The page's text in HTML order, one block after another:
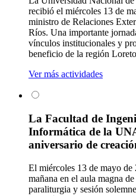
recibió el miércoles 13 de
ministro de Relaciones
Ríos. Una importante
vínculos institucionales y
beneficio de la región
Ver más actividades
La Facultad de
Informática de la
aniversario de
El miércoles 13 de mayo de
mañana en el aula magna
paraliturgia y sesión